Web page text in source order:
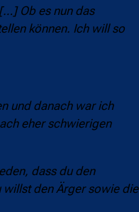
Ob es nun das
können. Ich will so
und danach war ich
eher schwierigen
dass du den
willst den Ärger sowie die